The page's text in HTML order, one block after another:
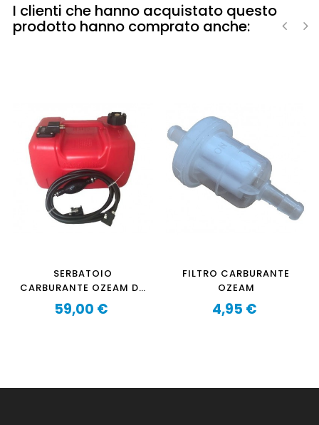
I clienti che hanno acquistato questo
prodotto hanno comprato anche:
SERBATOIO
CARBURANTE OZEAM DA
12 LITRI CON TUBO E
MANOPOLA
Prezzo
59,00 €
FILTRO CARBURANTE
OZEAM
Prezzo
4,95 €